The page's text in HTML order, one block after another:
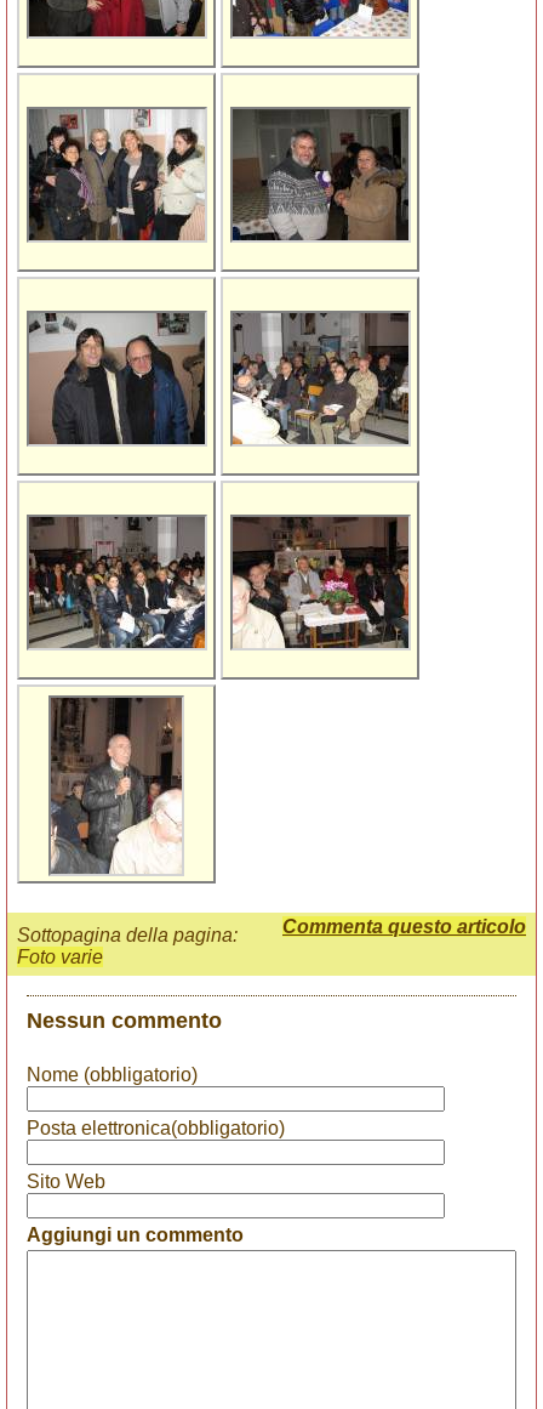
Commenta questo articolo
Sottopagina della pagina:
Foto varie
Nessun commento
Nome (obbligatorio)
Posta elettronica(obbligatorio)
Sito Web
Aggiungi un commento